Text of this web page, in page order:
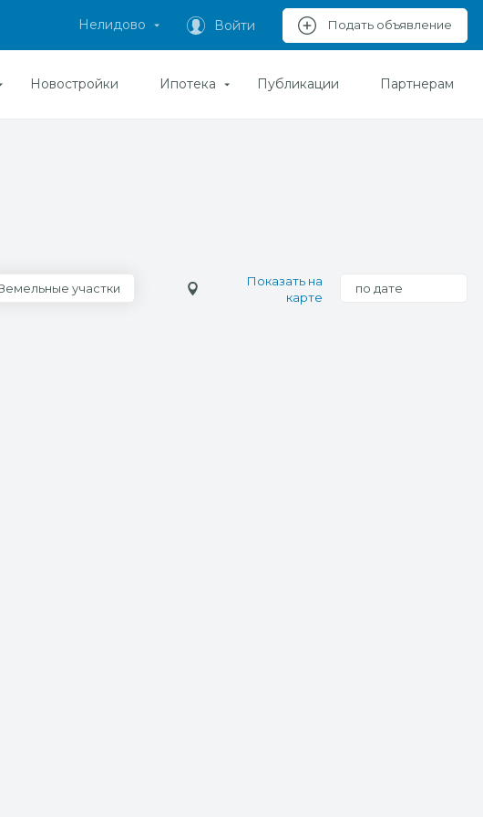
Нелидово Войти Подать объявление
Новостройки Ипотека Публикации Партнерам
участки
Показать на
карте
по дате